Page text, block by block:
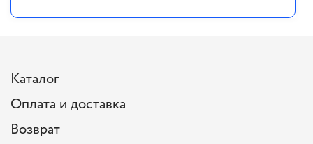
Каталог
Оплата и доставка
Возврат